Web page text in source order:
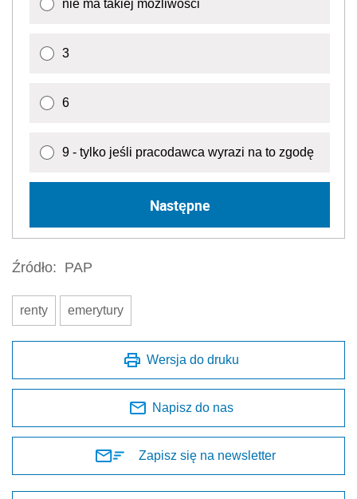
nie ma takiej możliwości
3
6
9 - tylko jeśli pracodawca wyrazi na to zgodę
Następne
Źródło: PAP
renty emerytury
Wersja do druku
Napisz do nas
Zapisz się na newsletter